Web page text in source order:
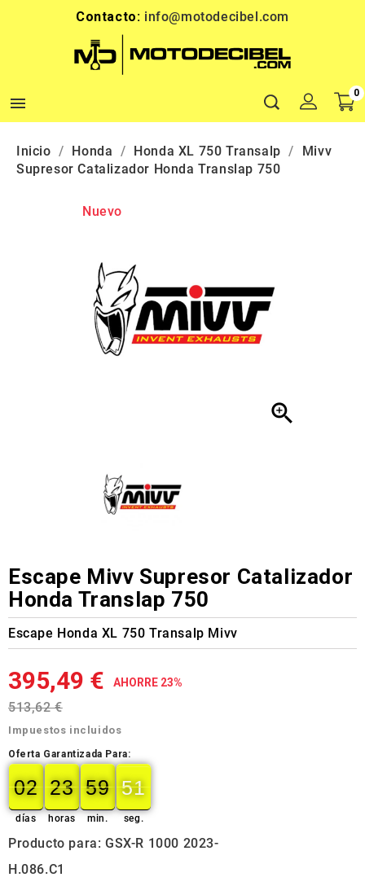
Contacto: info@motodecibel.com

0
Inicio Honda Honda XL 750 Transalp
Mivv
Supresor Catalizador Honda Translap 750
Nuevo

Escape Mivv Supresor Catalizador
Honda Translap 750
Escape Honda XL 750 Transalp Mivv
395,49 € AHORRE 23%
513,62 €
Impuestos incluidos
Oferta Garantizada Para:
02
02
00
días
23
23
00
horas
59
59
00
min.
50
50
51
seg.
Producto para: GSX-R 1000 2023-
H.086.C1